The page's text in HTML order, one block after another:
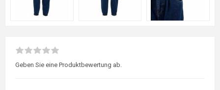
Geben Sie eine Produktbewertung ab.